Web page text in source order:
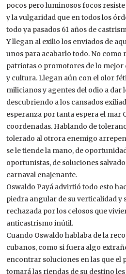
pocos pero luminosos focos
y la vulgaridad que en todos los
todo ya pasados 61 años de
Y llegan al exilio los enviados de
unos para acabarlo todo. No como
patriotas o promotores de lo mejor
y cultura. Llegan aún con el olor
milicianos y agentes del odio a dar
descubriendo a los cansados
esperanza por tanta espera el mar
coordenadas. Hablando de
tolerado al otrora enemigo
se le tiende la mano, de
oportunistas, de soluciones
carnaval enajenante.
Oswaldo Payá advirtió todo esto
piedra angular de su verticalidad y
rechazada por los celosos que
anticastrismo inútil.
Cuando Oswaldo hablaba de la
cubanos, como si fuera algo
encontrar soluciones en las que el
tomará las riendas de su destino